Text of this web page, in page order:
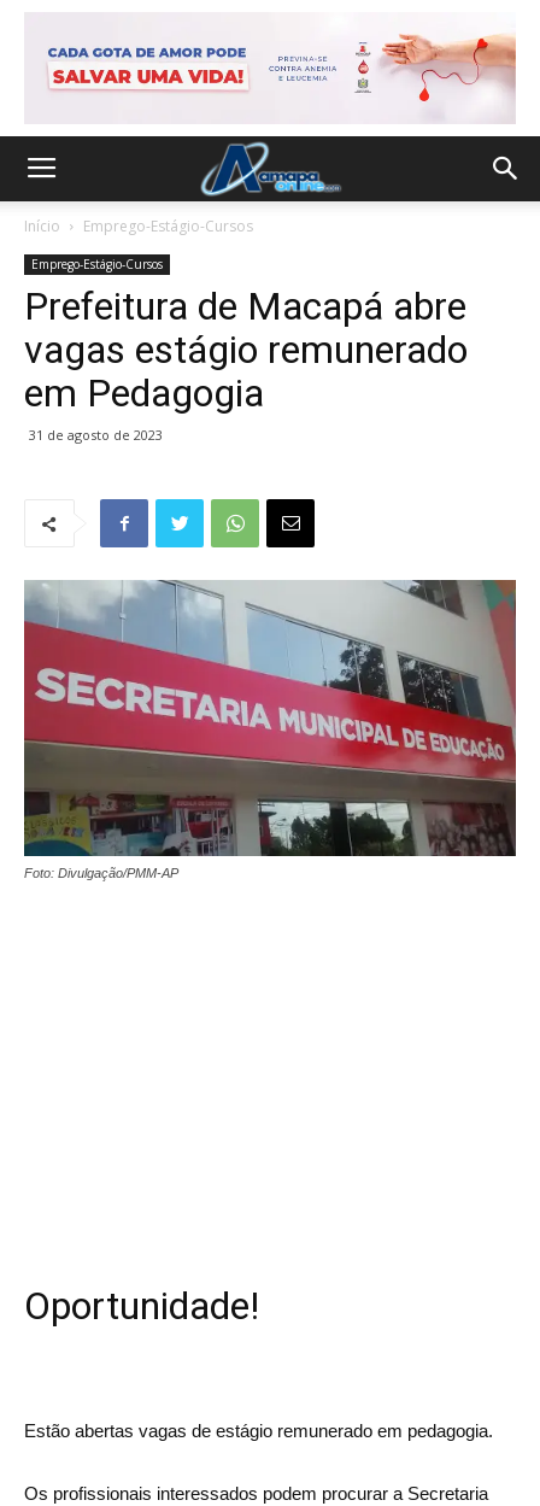
Início Emprego-Estágio-Cursos
Emprego-Estágio-Cursos
Prefeitura de Macapá abre
vagas estágio remunerado
em Pedagogia
31 de agosto de 2023
Foto: Divulgação/PMM-AP
Oportunidade!
Estão abertas vagas de estágio remunerado em pedagogia.
Os profissionais interessados podem procurar a Secretaria